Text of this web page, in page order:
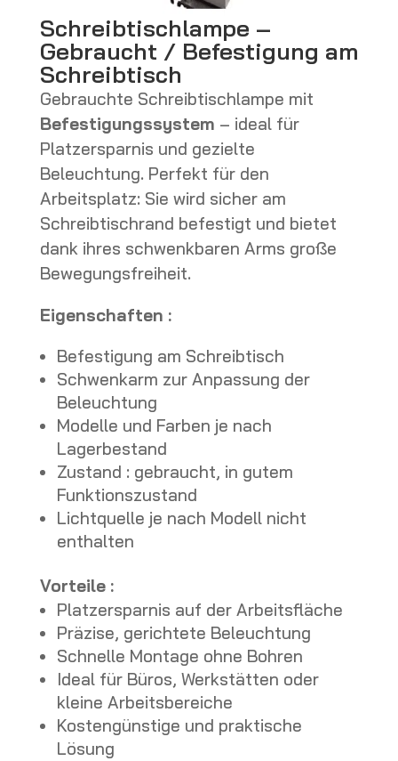
Schreibtischlampe –
Gebraucht / Befestigung am
Schreibtisch
Gebrauchte Schreibtischlampe mit
Befestigungssystem – ideal für
Platzersparnis und gezielte
Beleuchtung. Perfekt für den
Arbeitsplatz: Sie wird sicher am
Schreibtischrand befestigt und bietet
dank ihres schwenkbaren Arms große
Bewegungsfreiheit.
Eigenschaften :
Befestigung am Schreibtisch
Schwenkarm zur Anpassung der
Beleuchtung
Modelle und Farben je nach
Lagerbestand
Zustand : gebraucht, in gutem
Funktionszustand
Lichtquelle je nach Modell nicht
enthalten
Vorteile :
Platzersparnis auf der Arbeitsfläche
Präzise, gerichtete Beleuchtung
Schnelle Montage ohne Bohren
Ideal für Büros, Werkstätten oder
kleine Arbeitsbereiche
Kostengünstige und praktische
Lösung